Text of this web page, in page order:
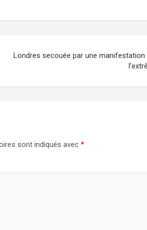
Londres secouée par une manifestation
sont indiqués avec *